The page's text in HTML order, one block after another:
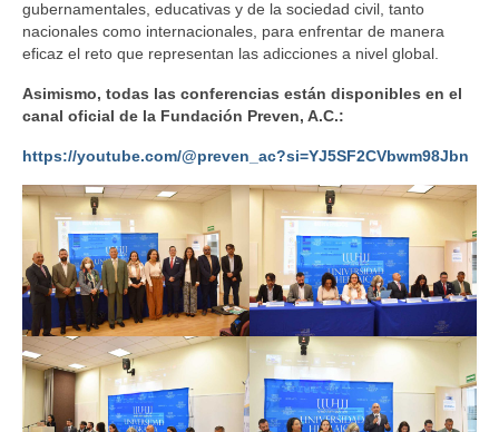
gubernamentales, educativas y de la sociedad civil, tanto
nacionales como internacionales, para enfrentar de manera
eficaz el reto que representan las adicciones a nivel global.
Asimismo, todas las conferencias están disponibles en el
canal oficial de la Fundación Preven, A.C.:
https://youtube.com/@preven_ac?si=YJ5SF2CVbwm98Jbn